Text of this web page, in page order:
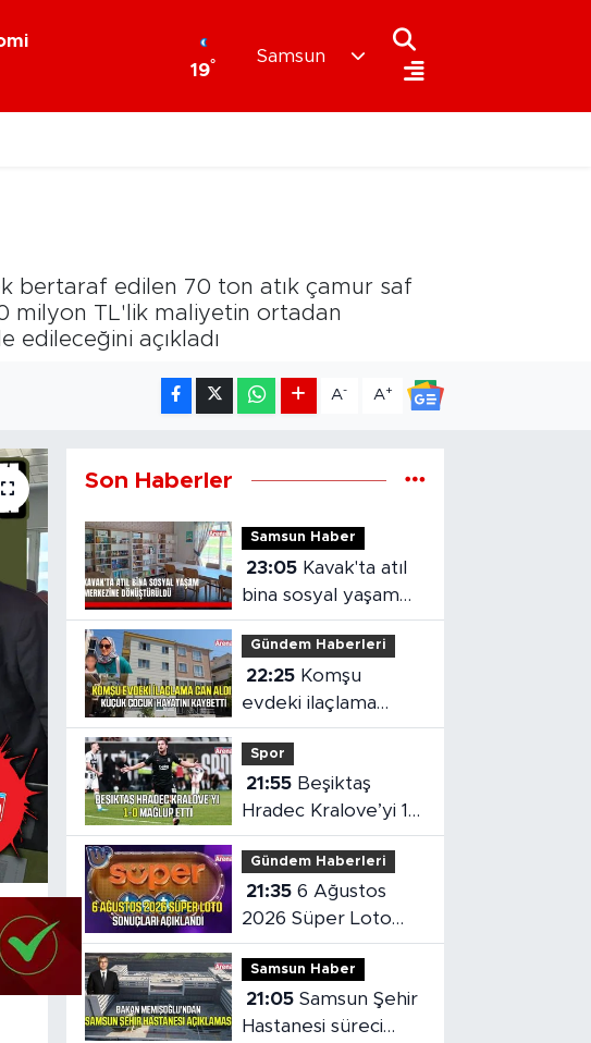
19°
Samsun
bertaraf edilen 70 ton atık çamur saf
milyon TL'lik maliyetin ortadan
edileceğini açıkladı
A- A+
Son Haberler
Samsun Haber
23:05
bina sosyal yaşam
merkezine
dönüştürüldü
Gündem Haberleri
22:25
evdeki ilaçlama
küçük çocuğun
ölümüne neden oldu
Spor
21:55
Hradec Kralove’yi 1-
0 mağlup etti
Gündem Haberleri
21:35 6 Ağustos
2026 Süper Loto
sonuçları açıklandı
Samsun Haber
21:05 Samsun Şehir
Hastanesi süreci